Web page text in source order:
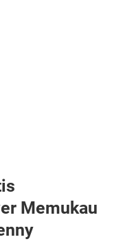
Memukau